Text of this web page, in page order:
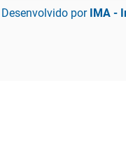
Desenvolvido por IMA -